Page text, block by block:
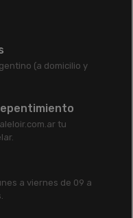
(a domicilio y
tu
a viernes de 09 a